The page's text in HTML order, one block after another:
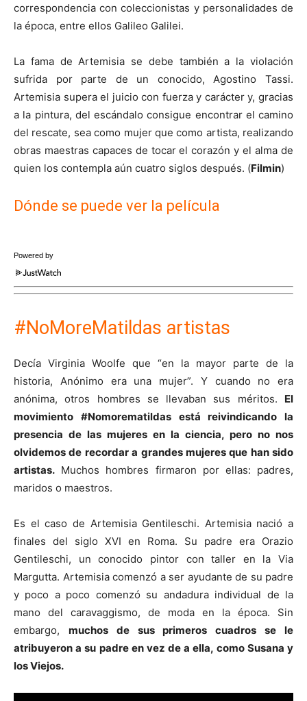
correspondencia con coleccionistas y personalidades de
la época, entre ellos Galileo Galilei.
La fama de Artemisia se debe también a la violación
sufrida por parte de un conocido, Agostino Tassi.
Artemisia supera el juicio con fuerza y carácter y, gracias
a la pintura, del escándalo consigue encontrar el camino
del rescate, sea como mujer que como artista, realizando
obras maestras capaces de tocar el corazón y el alma de
quien los contempla aún cuatro siglos después. (Filmin)
Dónde se puede ver la película
Powered by
#NoMoreMatildas artistas
Decía Virginia Woolfe que “en la mayor parte de la
historia, Anónimo era una mujer”. Y cuando no era
anónima, otros hombres se llevaban sus méritos. El
movimiento #Nomorematildas está reivindicando la
presencia de las mujeres en la ciencia, pero no nos
olvidemos de recordar a grandes mujeres que han sido
artistas. Muchos hombres firmaron por ellas: padres,
maridos o maestros.
Es el caso de Artemisia Gentileschi. Artemisia nació a
finales del siglo XVI en Roma. Su padre era Orazio
Gentileschi, un conocido pintor con taller en la Via
Margutta. Artemisia comenzó a ser ayudante de su padre
y poco a poco comenzó su andadura individual de la
mano del caravaggismo, de moda en la época. Sin
embargo, muchos de sus primeros cuadros se le
atribuyeron a su padre en vez de a ella, como Susana y
los Viejos.